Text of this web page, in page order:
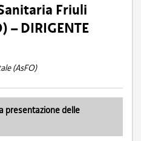
Friuli
– DIRIGENTE
(AsFO)
presentazione delle